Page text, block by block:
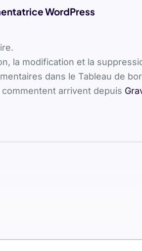
WordPress
la modification et la
dans le Tableau de
arrivent depuis